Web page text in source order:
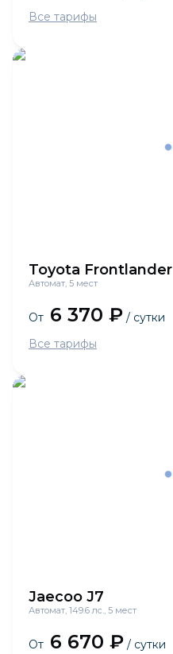
Все тарифы
Toyota Frontlander
Автомат, 5 мест
От 6 370 ₽ / сутки
Все тарифы
Jaecoo J7
Автомат, 149.6 лс., 5 мест
От 6 670 ₽ / сутки